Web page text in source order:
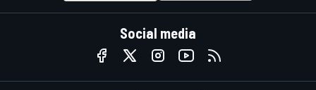
Social media